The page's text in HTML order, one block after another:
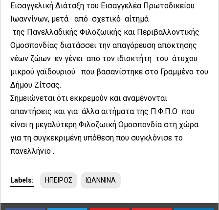
Εισαγγελική Διάταξη του Εισαγγελέα Πρωτοδικείου
Ιωαννίνων, μετά από σχετικό αίτημά
της Πανελλαδικής Φιλοζωικής και Περιβαλλοντικής
Ομοσπονδίας διατάσσει την απαγόρευση απόκτησης
νέων ζώων εν γένει από τον ιδιοκτήτη του άτυχου
μικρού γαϊδουριού που βασανίστηκε στο Γραμμένο του
Δήμου Ζίτσας.
Σημειώνεται ότι εκκρεμούν και αναμένονται
απαντήσεις και για άλλα αιτήματα της Π.Φ.Π.Ο που
είναι η μεγαλύτερη Φιλοζωική Ομοσπονδία στη χώρα
για τη συγκεκριμένη υπόθεση που συγκλόνισε το
πανελλήνιο .
Labels: ΗΠΕΙΡΟΣ ΙΩΑΝΝΙΝΑ